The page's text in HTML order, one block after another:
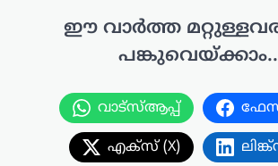
ഈ വാർത്ത
വാട്സ്ആപ്പ്
എക്സ് (X)